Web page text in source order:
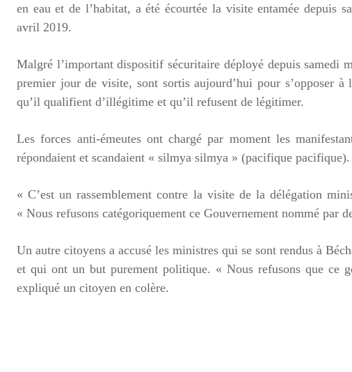
en eau et de l’habitat, a été écourtée la visite entamée depuis
avril 2019.
Malgré l’important dispositif sécuritaire déployé depuis samedi
premier jour de visite, sont sortis aujourd’hui pour s’opposer
qu’il qualifient d’illégitime et qu’il refusent de légitimer.
Les forces anti-émeutes ont chargé par moment les
répondaient et scandaient « silmya silmya » (pacifique pacifique).
« C’est un rassemblement contre la visite de la délégation
« Nous refusons catégoriquement ce Gouvernement nommé par
Un autre citoyens a accusé les ministres qui se sont rendus à
et qui ont un but purement politique. « Nous refusons que ce
expliqué un citoyen en colère.